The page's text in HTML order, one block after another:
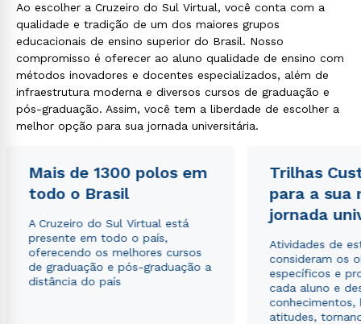
Ao escolher a Cruzeiro do Sul Virtual, você conta com a
qualidade e tradição de um dos maiores grupos
educacionais de ensino superior do Brasil. Nosso
compromisso é oferecer ao aluno qualidade de ensino com
métodos inovadores e docentes especializados, além de
infraestrutura moderna e diversos cursos de graduação e
pós-graduação. Assim, você tem a liberdade de escolher a
melhor opção para sua jornada universitária.
Mais de 1300 polos em
todo o Brasil
A Cruzeiro do Sul Virtual está
presente em todo o país,
oferecendo os melhores cursos
de graduação e pós-graduação a
distância do país
Trilhas
para a sua
jornada
Atividades de
consideram os
específicos e
cada aluno e
conhecimentos,
atitudes,